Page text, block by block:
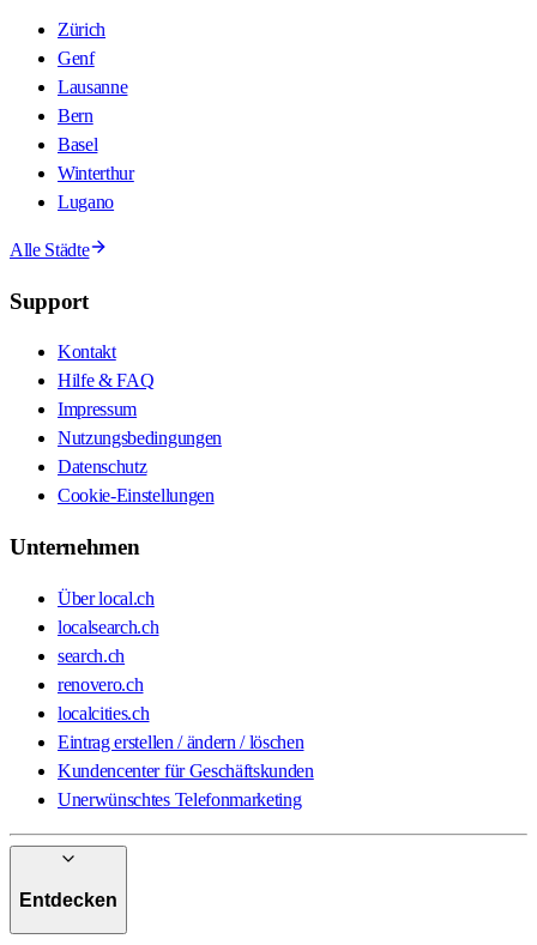
Zürich
Genf
Lausanne
Bern
Basel
Winterthur
Lugano
Alle Städte
Support
Kontakt
Hilfe & FAQ
Impressum
Nutzungsbedingungen
Datenschutz
Cookie-Einstellungen
Unternehmen
Über local.ch
localsearch.ch
search.ch
renovero.ch
localcities.ch
Eintrag erstellen / ändern / löschen
Kundencenter für Geschäftskunden
Unerwünschtes Telefonmarketing
Entdecken